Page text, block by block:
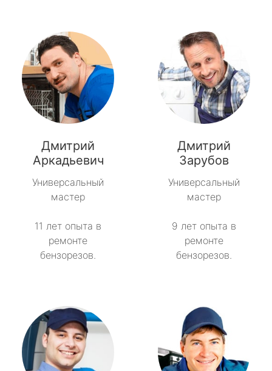
Дмитрий
Аркадьевич
Универсальный
мастер
11 лет опыта в
ремонте
бензорезов.
Дмитрий
Зарубов
Универсальный
мастер
9 лет опыта в
ремонте
бензорезов.